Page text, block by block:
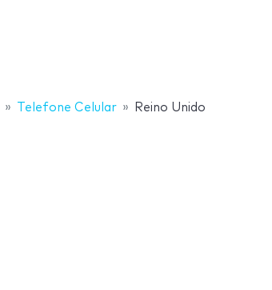
Telefone Celular Reino Unido